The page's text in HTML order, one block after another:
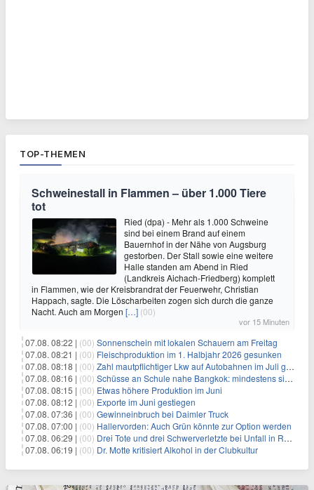
TOP-THEMEN
Schweinestall in Flammen – über 1.000 Tiere
tot
Ried (dpa) - Mehr als 1.000 Schweine
sind bei einem Brand auf einem
Bauernhof in der Nähe von Augsburg
gestorben. Der Stall sowie eine weitere
Halle standen am Abend in Ried
(Landkreis Aichach-Friedberg) komplett
in Flammen, wie der Kreisbrandrat der Feuerwehr, Christian
Happach, sagte. Die Löscharbeiten zogen sich durch die ganze
Nacht. Auch am Morgen […] (00)
vor 15 Minuten
07.08. 08:22 | (00) Sonnenschein mit lokalen Schauern am Freitag
07.08. 08:21 | (00) Fleischproduktion im 1. Halbjahr 2026 gesunken
07.08. 08:18 | (00) Zahl mautpflichtiger Lkw auf Autobahnen im Juli gestiegen
07.08. 08:16 | (00) Schüsse an Schule nahe Bangkok: mindestens sieben Tote
07.08. 08:15 | (00) Etwas höhere Produktion im Juni
07.08. 08:12 | (00) Exporte im Juni gestiegen
07.08. 07:36 | (00) Gewinneinbruch bei Daimler Truck
07.08. 07:00 | (00) Hallervorden: Auch Grün könnte zur Option werden
07.08. 06:29 | (00) Drei Tote und drei Schwerverletzte bei Unfall in Rheinland-Pfalz
07.08. 06:19 | (00) Dr. Motte kritisiert Alkohol in der Clubkultur